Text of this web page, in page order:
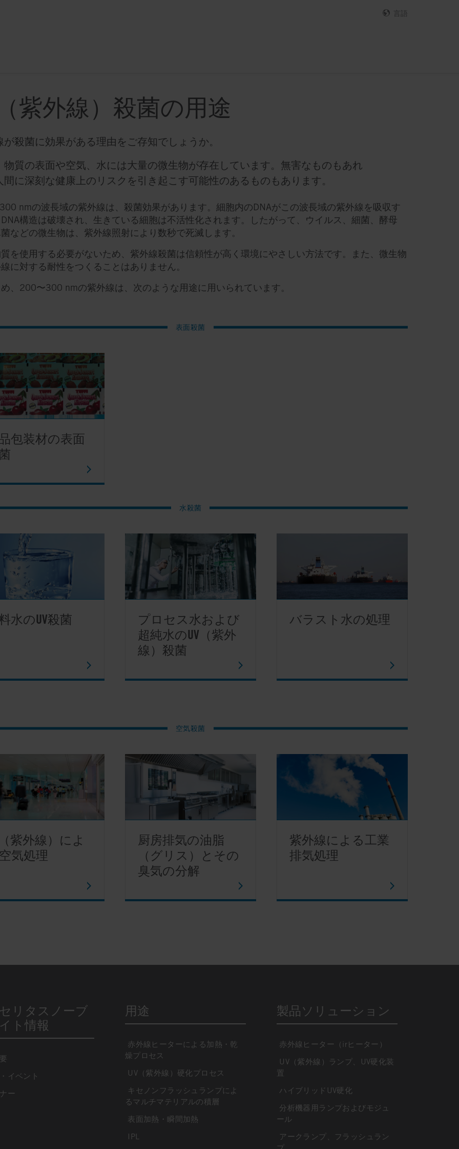
言語
紫外線）殺菌の用途
が殺菌に効果がある理由をご存知でしょうか。
物質の表面や空気、水には大量の微生物が存在しています。無害なものもあれ
間に深刻な健康上のリスクを引き起こす可能性のあるものもあります。
nmの波長域の紫外線は、殺菌効果があります。細胞内のDNAがこの波長域の紫外線を吸収す
構造は破壊され、生きている細胞は不活性化されます。したがって、ウイルス、細菌、酵母
などの微生物は、紫外線照射により数秒で死滅します。
を使用する必要がないため、紫外線殺菌は信頼性が高く環境にやさしい方法です。また、微生物
に対する耐性をつくることはありません。
、200〜300 nmの紫外線は、次のような用途に用いられています。
表面殺菌
包装材の表面
水殺菌
水のUV殺菌
プロセス水および
超純水のUV（紫外
線）殺菌
バラスト水の処理
空気殺菌
紫外線）によ
気処理
厨房排気の油脂
（グリス）とその
臭気の分解
紫外線による工業
排気処理
リタスノーブ
ト情報
イベント
ー
用途
赤外線ヒーターによる加熱・乾
燥プロセス
UV（紫外線）硬化プロセス
キセノンフラッシュランプによ
るマルチマテリアルの積層
表面加熱・瞬間加熱
IPL
製品ソリューション
赤外線ヒーター（irヒーター）
UV（紫外線）ランプ、UV硬化装
置
ハイブリッドUV硬化
分析機器用ランプおよびモジュ
ール
アークランプ、フラッシュラン